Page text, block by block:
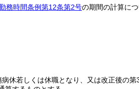
務時間条例第12条第2号の期間の計算に
休若しくは休職となり、又は改正後の